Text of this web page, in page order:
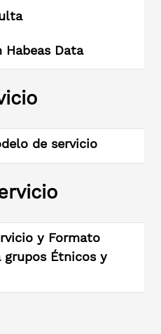
Habeas Data
de servicio
y Formato
Étnicos y